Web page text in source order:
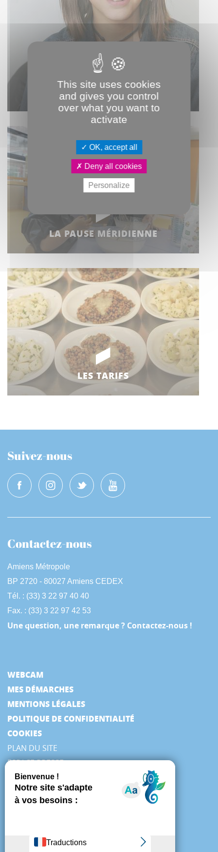
LES MENUS
LA PAUSE MÉRIDIENNE
LES TARIFS
Suivez-nous
Contactez-nous
Amiens Métropole
BP 2720 - 80027 Amiens CEDEX
Tél. : (33) 3 22 97 40 40
Fax. : (33) 3 22 97 42 53
Une question, une remarque ? Contactez-nous !
WEBCAM
MES DÉMARCHES
MENTIONS LÉGALES
POLITIQUE DE CONFIDENTIALITÉ
COOKIES
PLAN DU SITE
ESPACE PRESSE
This site uses cookies
and gives you control
over what you want to
activate
OK, accept all
Deny all cookies
Personalize